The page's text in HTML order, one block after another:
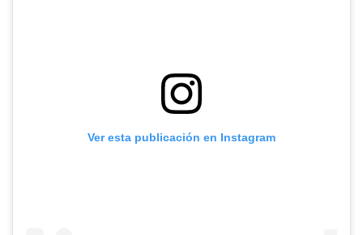
Ver esta publicación en Instagram